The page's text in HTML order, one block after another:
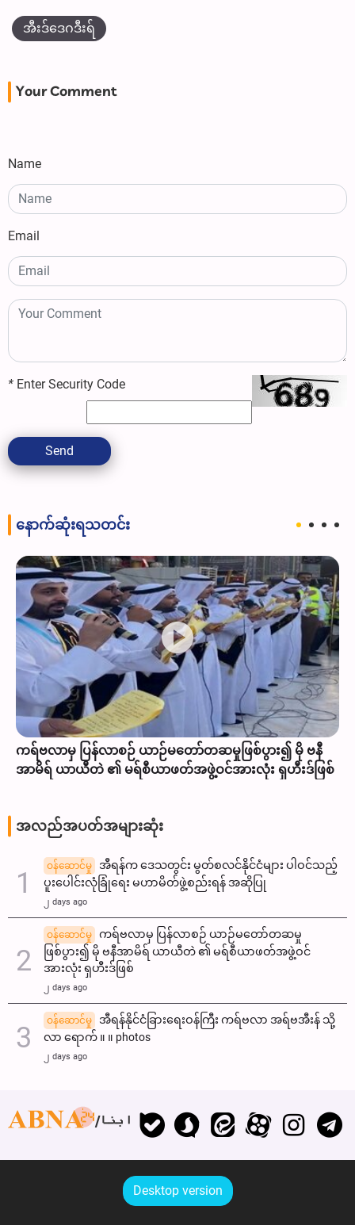
အီးဒ်ဒေဂဒီးရ်
Your Comment
Name
Email
* Enter Security Code
Send
နောက်ဆုံးရသတင်း
ကရ်ဗလာမှ ပြန်လာစဉ် ယာဉ်မတော်တဆမှုဖြစ်ပွား၍ မို ဗနီ
အာမိရ် ယာယီတဲ ၏ မရ်စီယာဖတ်အဖွဲ့ဝင်အားလုံး ရှဟီးဒ်ဖြစ်
အလည်အပတ်အများဆုံး
ဝန်ဆောင်မှု
အီရန်က ဒေသတွင်း မွတ်စလင်နိုင်ငံများ ပါဝင်သည့်
ပူးပေါင်းလုံခြုံရေး မဟာမိတ်ဖွဲ့စည်းရန် အဆိုပြု
၂ days ago
ဝန်ဆောင်မှု
ကရ်ဗလာမှ ပြန်လာစဉ် ယာဉ်မတော်တဆမှု
ဖြစ်ပွား၍ မို ဗနီအာမိရ် ယာယီတဲ ၏ မရ်စီယာဖတ်အဖွဲ့ဝင်
အားလုံး ရှဟီးဒ်ဖြစ်
၂ days ago
ဝန်ဆောင်မှု
အီရန်နိုင်ငံခြားရေးဝန်ကြီး ကရ်ဗလာ အရ်ဗအီးန် သို့
လာ ရောက် ။ ။ photos
၂ days ago
ابنا
Desktop version